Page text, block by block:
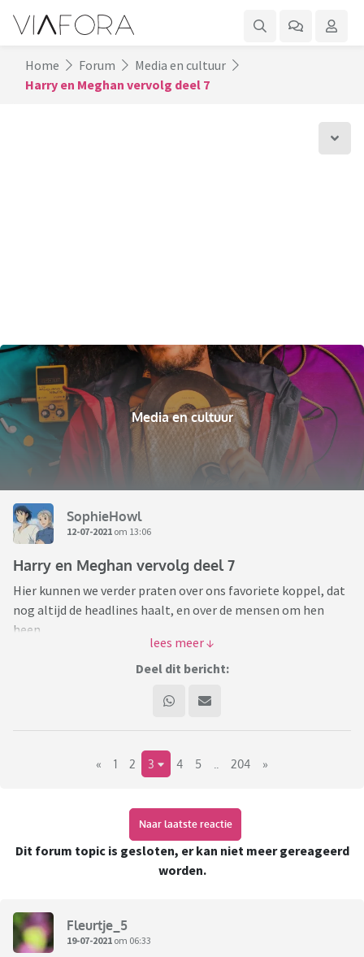
Home Forum
Media en cultuur
Harry en Meghan vervolg deel 7
Media en cultuur
SophieHowl
12-07-2021 om 13:06
Harry en Meghan vervolg deel 7
Hier kunnen we verder praten over ons favoriete koppel, dat
nog altijd de headlines haalt, en over de mensen om hen
heen.
Laten we ons aan de welbekende forumregels houden
Moderatie-infobericht: In dit topic mag besproken
sensatiezoekende en onbetrouwbare platforms als The
Sun, Daily Mail en Daily Express en andere nare
speculaties uit het roddelcircuit, blijven vanaf nu
Als dit niet mogelijk blijkt zullen (topic)bans uitgedeeld
Deel dit bericht:
« 1 2 3 4 5 204 »
Naar laatste reactie
Dit forum topic is gesloten, er kan niet meer gereageerd
worden.
Fleurtje_5
19-07-2021 om 06:33